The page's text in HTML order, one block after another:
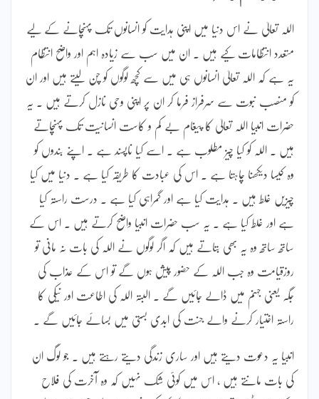
اللہ تعالیٰ نے اس دنیا میں اپنی ہدایت کو انسانوں تک پہنچانے کے لیے
متعدد انتظامات کیے ہیں ۔ ان میں سب سے زیادہ اہم اور واضح انتظام
یہ ہے کہ اللہ تعالیٰ انسانوں ہی میں سے کچھ لوگوں کو چن لیتے ہیں اور ان
کو منصب نبوت سے سرفراز فرما کر ان پر اپنی وحی نازل کرتے ہیں ۔ یہ
حضرات انبیا اللہ تعالیٰ کا پیغام بے کم و کاست انسانیت تک پہنچاتے
ہیں ۔ اللہ کو کیا چیز مطلوب ہے ۔ اسے کیا ناپسند ہے ۔ اپنے بندوں کو
وہ کیسا دیکھنا چاہتا ہے ۔ اس کی عبادت کا طریقہ کیا ہے ۔ دنیا میں کیا
چیزیں غلط ہیں ۔ ہدایت کیا ہے اور گمراہی کیا ہے ۔ درست راستہ کیا
ہے اور غلط کیا ہے ۔ یہ سب حضرات انبیا واضح کرتے ہیں ۔ اس کے
ساتھ ساتھ وہ یہ بھی بتاتے ہیں کہ اگر لوگوں نے اللہ کی بات نہ مانی تو
روزقیامت وہ جب اللہ کے حضور پیش ہوں گے تو اس کے عذاب کی
جگہ یعنی جہنم میں ڈالے جائیں گے ۔ البتہ اللہ کی اطاعت اور نیکی کا
راستہ اختیار کرنے والے جنت کی ابدی بستی میں بسائے جائیں گے ۔
انبیا یہ دعوت دیتے ہیں اور ساری زندگی دیتے رہتے ہیں ۔ جو لوگ ان
کی بات مانتے ہیں ، اس میں کوئی شک نہیں کہ وہ آخرت کی فلاح